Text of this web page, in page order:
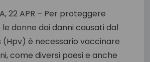
22 APR – Per proteggere
donne dai danni causati dal
(Hpv) è necessario vaccinare
come diversi paesi e anche